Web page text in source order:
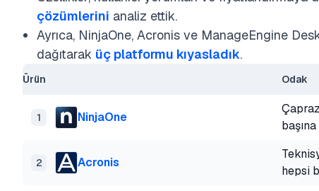
çözümlerini analiz ettik.
Ayrıca, NinjaOne, Acronis ve ManageEngine
dağıtarak üç platformu kıyasladık.
Ürün Odak
1 NinjaOne
2 Acronis
hepsi